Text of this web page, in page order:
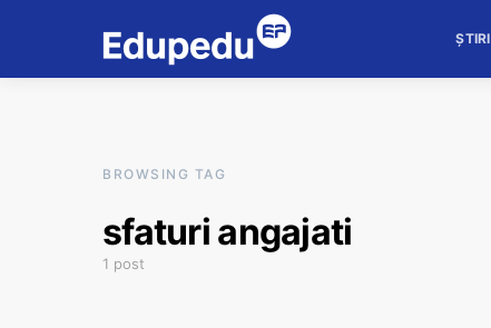
ȘTIRI
BROWSING TAG
sfaturi angajati
1 post